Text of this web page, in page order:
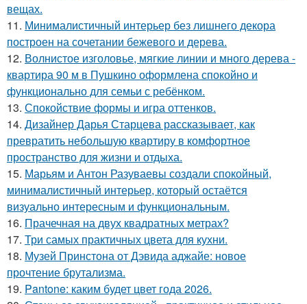
вещах.
11. Минималистичный интерьер без лишнего декора
построен на сочетании бежевого и дерева.
12. Волнистое изголовье, мягкие линии и много дерева -
квартира 90 м в Пушкино оформлена спокойно и
функционально для семьи с ребёнком.
13. Спокойствие формы и игра оттенков.
14. Дизайнер Дарья Старцева рассказывает, как
превратить небольшую квартиру в комфортное
пространство для жизни и отдыха.
15. Марьям и Антон Разуваевы создали спокойный,
минималистичный интерьер, который остаётся
визуально интересным и функциональным.
16. Прачечная на двух квадратных метрах?
17. Три самых практичных цвета для кухни.
18. Музей Принстона от Дэвида аджайе: новое
прочтение брутализма.
19. Pantone: каким будет цвет года 2026.